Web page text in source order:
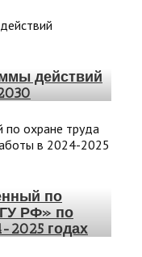
действий
по
РФ» по
2025 годах